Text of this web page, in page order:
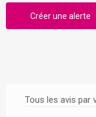
Tous les avis par
Créer une alerte